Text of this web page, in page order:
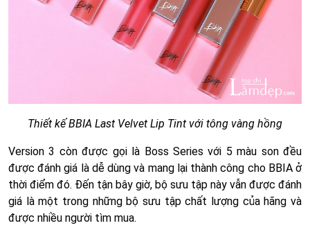
Thiết kế BBIA Last Velvet Lip Tint với tông vàng hồng
Version 3 còn được gọi là Boss Series với 5 màu son đều
được đánh giá là dễ dùng và mang lại thành công cho BBIA ở
thời điểm đó. Đến tận bây giờ, bộ sưu tập này vẫn được đánh
giá là một trong những bộ sưu tập chất lượng của hãng và
được nhiều người tìm mua.